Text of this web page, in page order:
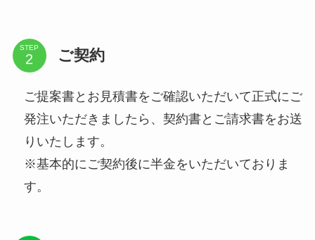
STEP ご契約
ご提案書とお見積書をご確認いただいて正式にご
発注いただきましたら、契約書とご請求書をお送
りいたします。
※基本的にご契約後に半金をいただいておりま
す。